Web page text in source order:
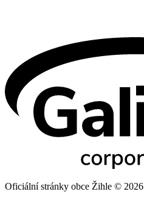
Oficiální stránky obce Žihle © 2026